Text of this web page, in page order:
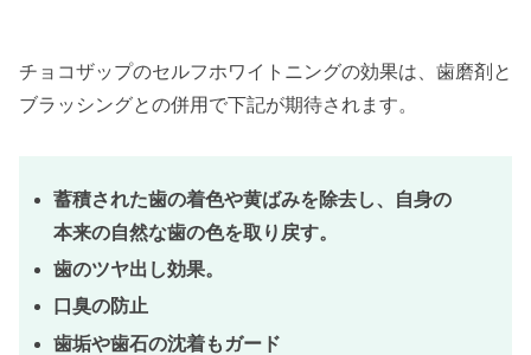
チョコザップのセルフホワイトニングの効果は、歯磨剤と
ブラッシングとの併用で下記が期待されます。
蓄積された歯の着色や黄ばみを除去し、自身の
本来の自然な歯の色を取り戻す。
歯のツヤ出し効果。
口臭の防止
歯垢や歯石の沈着もガード